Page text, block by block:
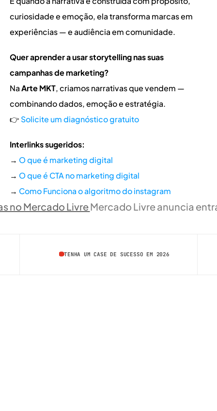
curiosidade e emoção, ela transforma marcas em
experiências — e audiência em comunidade.
Quer aprender a usar storytelling nas suas
campanhas de marketing?
Na Arte MKT, criamos narrativas que vendem —
combinando dados, emoção e estratégia.
👉 Solicite um diagnóstico gratuito
Interlinks sugeridos:
→ O que é marketing digital
→ O que é CTA no marketing digital
→ Como Funciona o algoritmo do instagram
no Mercado Livre Mercado Livre anuncia
TENHA UM CASE DE SUCESSO EM 2026